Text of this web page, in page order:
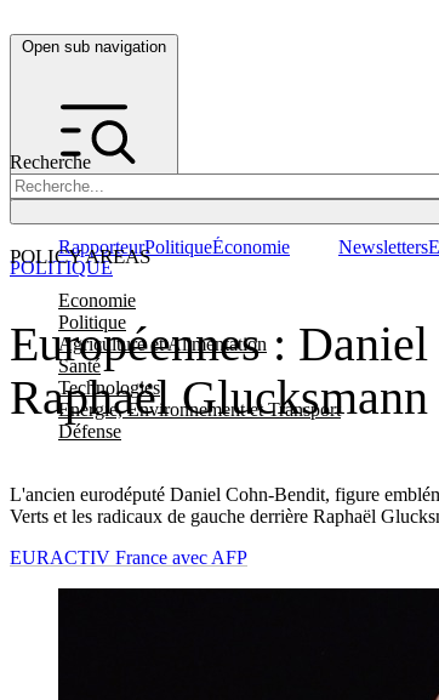
Open sub navigation
Recherche
POLICY AREAS
Economie
Politique
Agriculture et Alimentation
Santé
Technologies
Energie, Environnement et Transport
Défense
RapporteurPolitiqueÉconomie Newsletters
Européennes :
Raphaël Glucksmann
L'ancien eurodéputé Daniel Cohn-Bendit, figure
Verts et les radicaux de gauche derrière Raphaël
POLITIQUE
EURACTIV France avec AFP